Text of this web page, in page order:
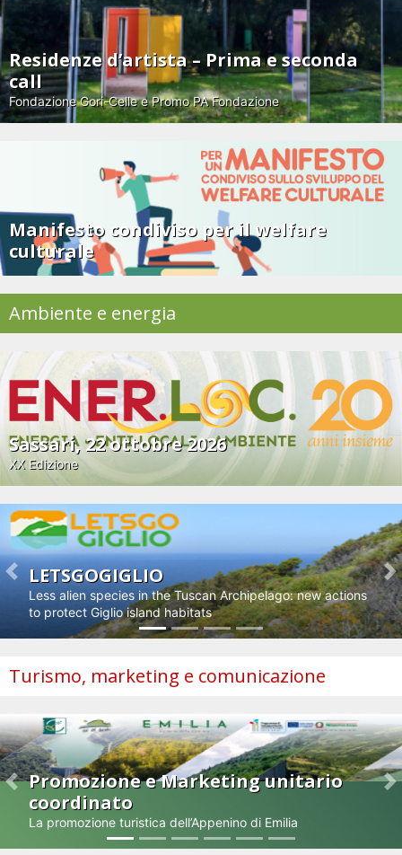
Residenze d’artista – Prima e seconda
call
Fondazione Gori-Celle e Promo PA Fondazione
Manifesto condiviso per il welfare
culturale
Ambiente e energia
Sassari, 22 ottobre 2026
XX Edizione
LETSGOGIGLIO
Less alien species in the Tuscan Archipelago: new actions
to protect Giglio island habitats
Previous
Turismo, marketing e comunicazione
Promozione e Marketing unitario
coordinato
La promozione turistica dell’Appenino di Emilia
Previous